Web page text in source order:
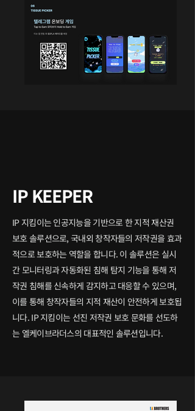
IP KEEPER
IP 지킴이는 인공지능을 기반으로 한 지적 재산권
보호 솔루션으로, 국내외 창작자들의 저작권을 효과
적으로 보호하는 역할을 합니다. 이 솔루션은 실시
간 모니터링과 자동화된 침해 탐지 기능을 통해 저
작권 침해를 신속하게 감지하고 대응할 수 있으며,
이를 통해 창작자들의 지적 재산이 안전하게 보호됩
니다. IP 지킴이는 선진 저작권 보호 문화를 선도하
는 엘케이브라더스의 대표적인 솔루션입니다.